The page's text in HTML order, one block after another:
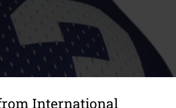
International